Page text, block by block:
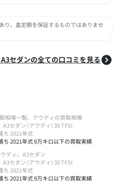
り、査定額を保証するものではありませ
セダンの全ての口コミを見る
相場一覧
アウディの買取相場
A3セダン (アウディ) 30 TFSI
ち 2021年式
ち 2021年式 9万キロ以下の買取実績
ディ
A3セダン
A3セダン (アウディ) 30 TFSI
ち 2021年式
ち 2021年式 9万キロ以下の買取実績